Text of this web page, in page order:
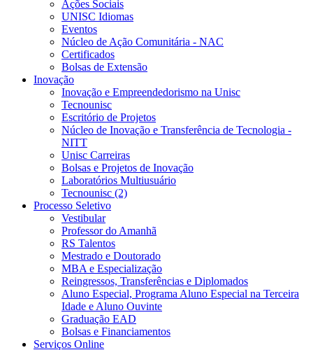
Ações Sociais
UNISC Idiomas
Eventos
Núcleo de Ação Comunitária - NAC
Certificados
Bolsas de Extensão
Inovação
Inovação e Empreendedorismo na Unisc
Tecnounisc
Escritório de Projetos
Núcleo de Inovação e Transferência de Tecnologia -
NITT
Unisc Carreiras
Bolsas e Projetos de Inovação
Laboratórios Multiusuário
Tecnounisc (2)
Processo Seletivo
Vestibular
Professor do Amanhã
RS Talentos
Mestrado e Doutorado
MBA e Especialização
Reingressos, Transferências e Diplomados
Aluno Especial, Programa Aluno Especial na Terceira
Idade e Aluno Ouvinte
Graduação EAD
Bolsas e Financiamentos
Serviços Online